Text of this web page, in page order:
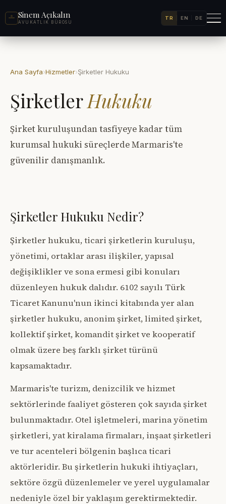
Sinem Açıkalın
AVUKATLIK BÜROSU
TR EN DE
Ana Sayfa›Hizmetler›Şirketler Hukuku
ŞirketlerHukuku
Şirket kuruluşundan tasfiyeye kadar tüm
kurumsal hukuki süreçlerde Marmaris'te
güvenilir danışmanlık.
Şirketler Hukuku Nedir?
Şirketler hukuku, ticari şirketlerin kuruluşu,
yönetimi, ortaklar arası ilişkiler, yapısal
değişiklikler ve sona ermesi gibi konuları
düzenleyen hukuk dalıdır. 6102 sayılı Türk
Ticaret Kanunu'nun ikinci kitabında yer alan
şirketler hukuku, anonim şirket, limited şirket,
kollektif şirket, komandit şirket ve kooperatif
olmak üzere beş farklı şirket türünü
kapsamaktadır.
Marmaris'te turizm, denizcilik ve hizmet
sektörlerinde faaliyet gösteren çok sayıda şirket
bulunmaktadır. Otel işletmeleri, marina yönetim
şirketleri, yat kiralama firmaları, inşaat şirketleri
ve tur acenteleri bölgenin başlıca ticari
aktörleridir. Bu şirketlerin hukuki ihtiyaçları,
sektöre özgü düzenlemeler ve yerel uygulamalar
nedeniyle özel bir yaklaşım gerektirmektedir.